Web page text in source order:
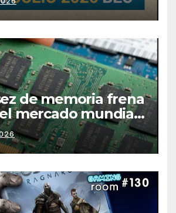
de memoria frena
mercado mundial